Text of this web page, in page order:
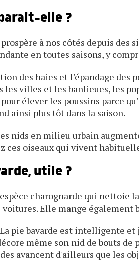
elle ?
à nos côtés depuis
en toutes saisons, y
des haies et l'épandage des
les villes et les banlieues, les
élever les poussins parce
ainsi plus tôt dans la saison.
nids en milieu urbain
ces oiseaux qui vivent
utile ?
charognarde qui nettoie
voitures. Elle mange également
pie bavarde est intelligente et
même son nid de bouts de
avancent d'ailleurs que les